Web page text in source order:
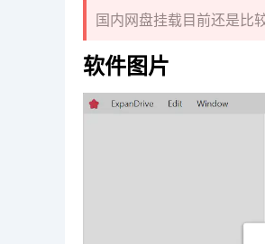
国内网盘挂载目前还是比
软件图片